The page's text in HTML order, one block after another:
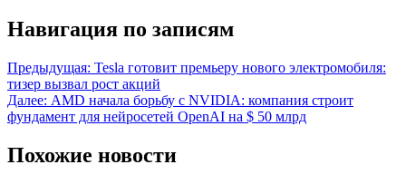
Навигация по записям
Предыдущая: Tesla готовит премьеру нового электромобиля:
тизер вызвал рост акций
Далее: AMD начала борьбу с NVIDIA: компания строит
фундамент для нейросетей OpenAI на $ 50 млрд
Похожие новости